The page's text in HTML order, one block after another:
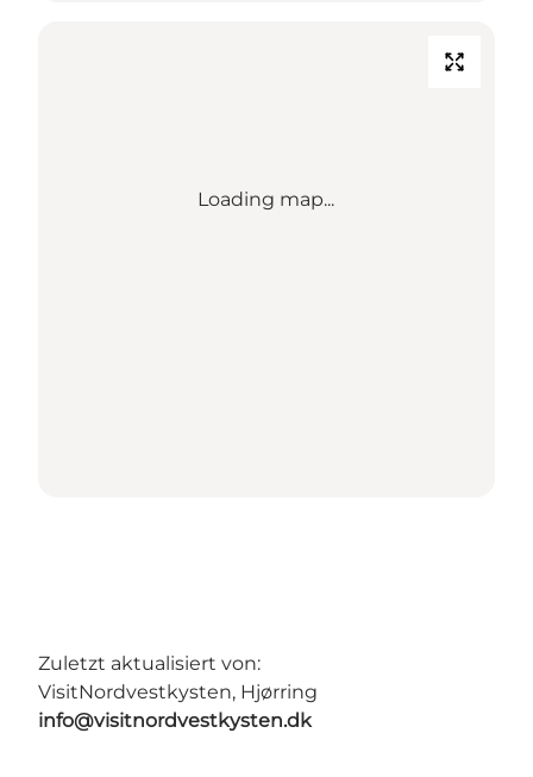
Loading map...
Zuletzt aktualisiert von:
VisitNordvestkysten, Hjørring
info@visitnordvestkysten.dk